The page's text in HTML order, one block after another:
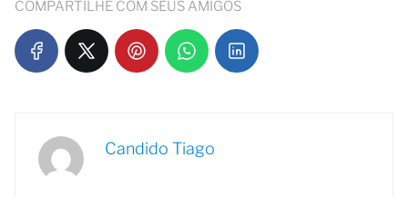
COMPARTILHE COM SEUS AMIGOS
Candido Tiago